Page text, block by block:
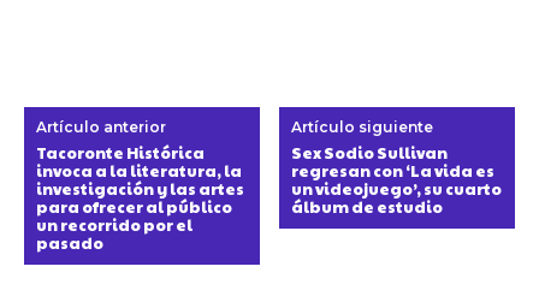
Artículo anterior
Tacoronte Histórica
invoca a la literatura, la
investigación y las artes
para ofrecer al público
un recorrido por el
pasado
Artículo siguiente
Sex Sodio Sullivan
regresan con ‘La vida es
un videojuego’, su cuarto
álbum de estudio